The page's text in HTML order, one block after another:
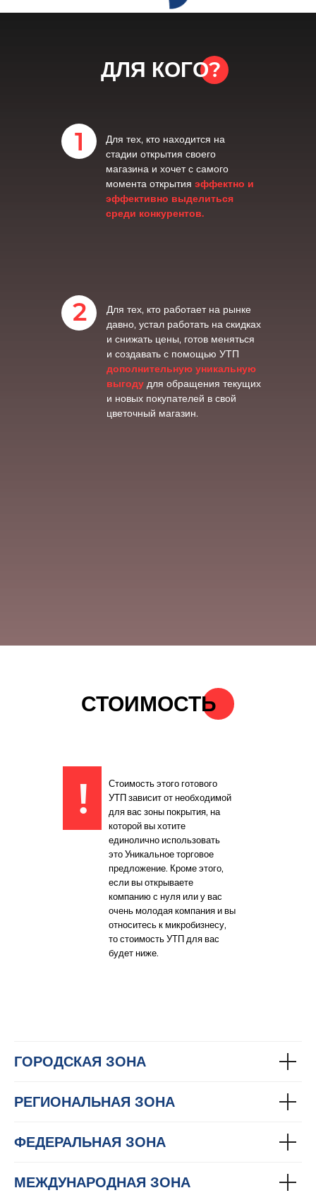
ДЛЯ КОГО?
Для тех, кто находится на
стадии открытия своего
магазина и хочет с самого
момента открытия эффектно и
эффективно выделиться
среди конкурентов.
1
Для тех, кто работает на рынке
давно, устал работать на скидках
и снижать цены, готов меняться
и создавать с помощью УТП
дополнительную уникальную
выгоду для обращения текущих
и новых покупателей в свой
цветочный магазин.
2
СТОИМОСТЬ
Стоимость этого готового
УТП зависит от необходимой
для вас зоны покрытия, на
которой вы хотите
единолично использовать
это Уникальное торговое
предложение. Кроме этого,
если вы открываете
компанию с нуля или у вас
очень молодая компания и вы
относитесь к микробизнесу,
то стоимость УТП для вас
будет ниже.
!
ГОРОДСКАЯ ЗОНА
РЕГИОНАЛЬНАЯ ЗОНА
ФЕДЕРАЛЬНАЯ ЗОНА
МЕЖДУНАРОДНАЯ ЗОНА
© Права защищены
Политика конфиденциальности
Согласие на обработку
персональных данных
Данный сайт носит информационный
характер и не является публичной
офертой, определяемой